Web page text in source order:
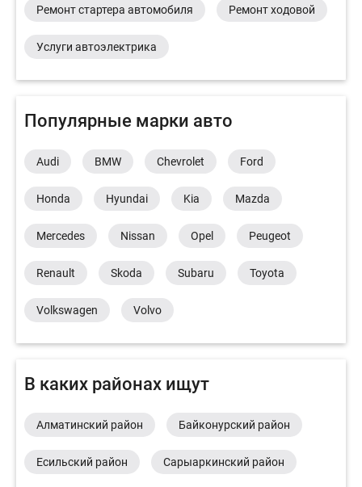
Ремонт стартера автомобиля Ремонт ходовой
Услуги автоэлектрика
Популярные марки авто
Audi BMW Chevrolet Ford
Honda Hyundai Kia Mazda
Mercedes Nissan Opel Peugeot
Renault Skoda Subaru Toyota
Volkswagen Volvo
В каких районах ищут
Алматинский район Байконурский район
Есильский район Сарыаркинский район